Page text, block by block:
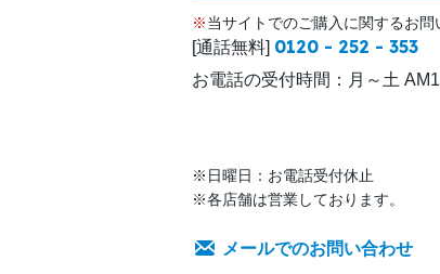
※当サイトでのご購入に関するお問
[通話無料] 0120 - 252 - 353
お電話の受付時間： 月～土
※日曜日：お電話受付休止
※各店舗は営業しております。
メールでのお問い合わせ